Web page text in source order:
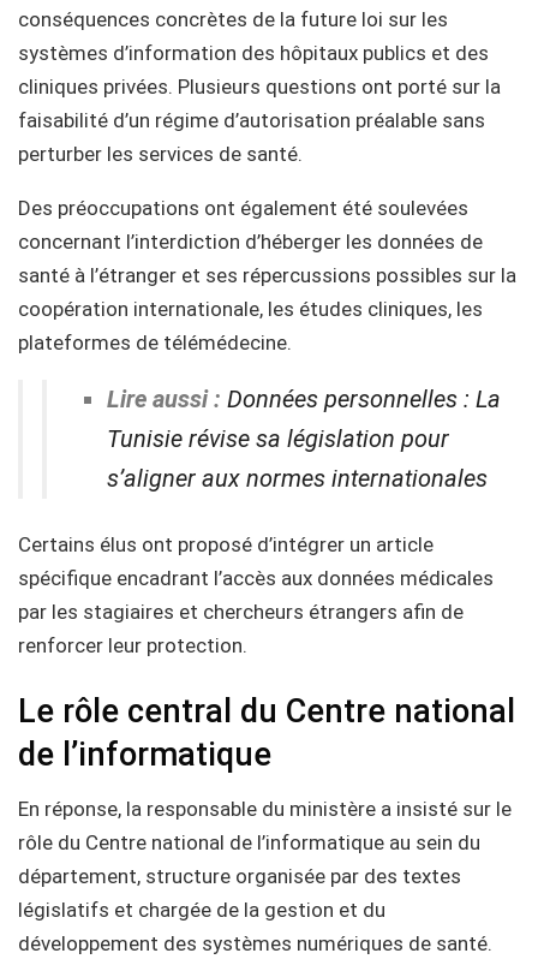
conséquences concrètes de la future loi sur les
systèmes d’information des hôpitaux publics et des
cliniques privées. Plusieurs questions ont porté sur la
faisabilité d’un régime d’autorisation préalable sans
perturber les services de santé.
Des préoccupations ont également été soulevées
concernant l’interdiction d’héberger les données de
santé à l’étranger et ses répercussions possibles sur la
coopération internationale, les études cliniques, les
plateformes de télémédecine.
Lire aussi : Données personnelles : La
Tunisie révise sa législation pour
s’aligner aux normes internationales
Certains élus ont proposé d’intégrer un article
spécifique encadrant l’accès aux données médicales
par les stagiaires et chercheurs étrangers afin de
renforcer leur protection.
Le rôle central du Centre national
de l’informatique
En réponse, la responsable du ministère a insisté sur le
rôle du Centre national de l’informatique au sein du
département, structure organisée par des textes
législatifs et chargée de la gestion et du
développement des systèmes numériques de santé.